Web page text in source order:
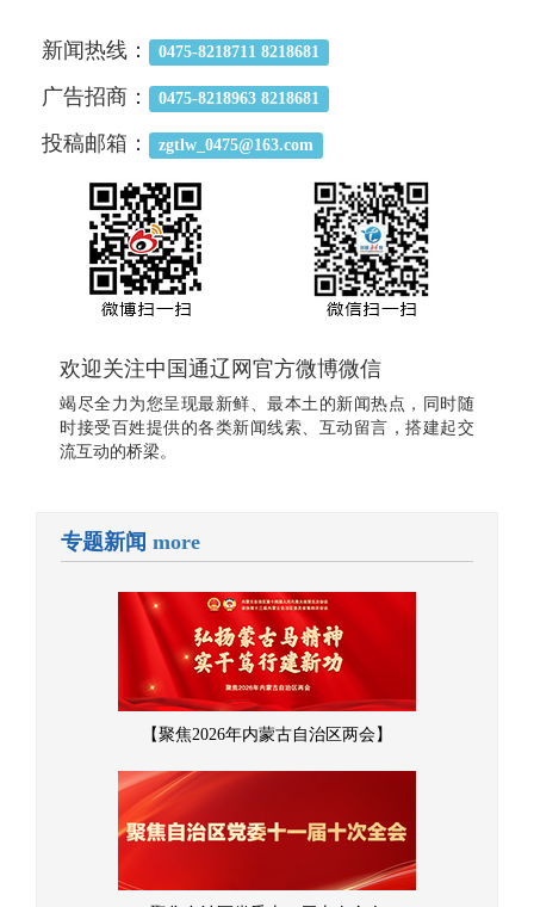
新闻热线： 0475-8218711 8218681
广告招商： 0475-8218963 8218681
投稿邮箱： zgtlw_0475@163.com
欢迎关注中国通辽网官方微博微信
竭尽全力为您呈现最新鲜、最本土的新闻热点，同时随
时接受百姓提供的各类新闻线索、互动留言，搭建起交
流互动的桥梁。
专题新闻 more
【聚焦2026年内蒙古自治区两会】